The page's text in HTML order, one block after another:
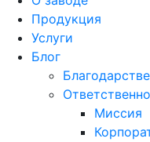
Продукция
Услуги
Блог
Миссия